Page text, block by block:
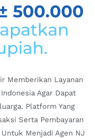
500.000
Memberikan Layanan
Agar Dapat
Platform Yang
Serta Pembayaran
Menjadi Agen NJ